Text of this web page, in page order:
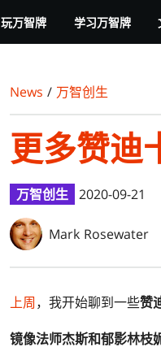
玩万智牌 学习万智牌
News / 万智创生
更多赞迪
万智创生 2020-09-21
Mark Rosewater
上周，我开始聊到一些赞
镜像法师杰斯和郁影林枝